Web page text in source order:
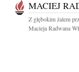
MACIEJ
Z głębokim żalem
Macieja Radwana